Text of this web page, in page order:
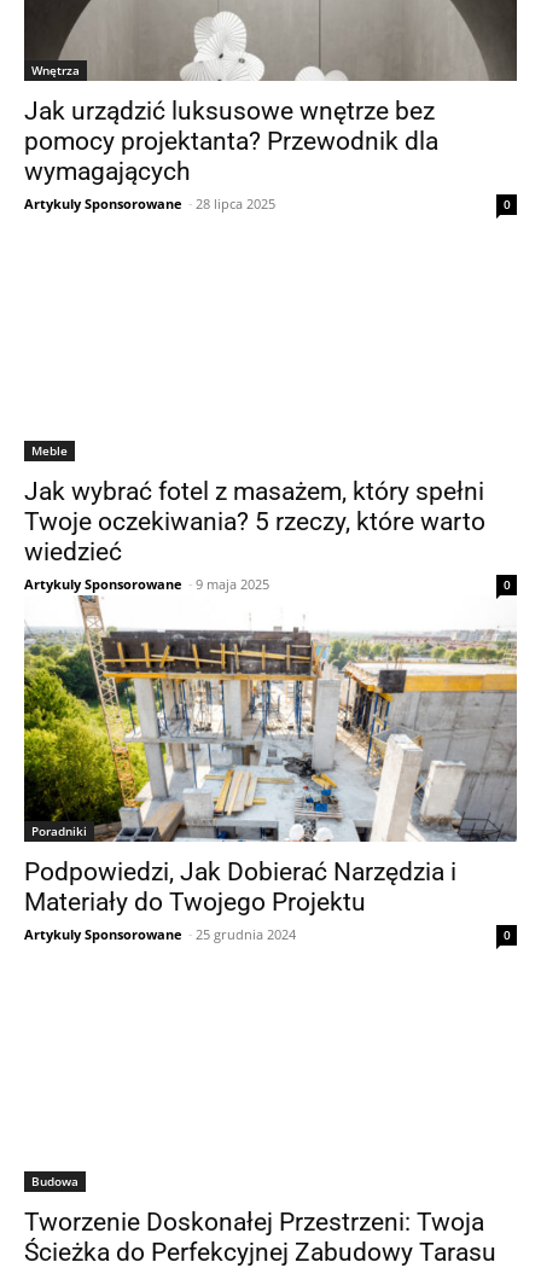
Wnętrza
Jak urządzić luksusowe wnętrze bez
pomocy projektanta? Przewodnik dla
wymagających
Artykuly Sponsorowane - 28 lipca 2025 0
Meble
Jak wybrać fotel z masażem, który spełni
Twoje oczekiwania? 5 rzeczy, które warto
wiedzieć
Artykuly Sponsorowane - 9 maja 2025 0
Poradniki
Podpowiedzi, Jak Dobierać Narzędzia i
Materiały do Twojego Projektu
Artykuly Sponsorowane - 25 grudnia 2024 0
Budowa
Tworzenie Doskonałej Przestrzeni: Twoja
Ścieżka do Perfekcyjnej Zabudowy Tarasu